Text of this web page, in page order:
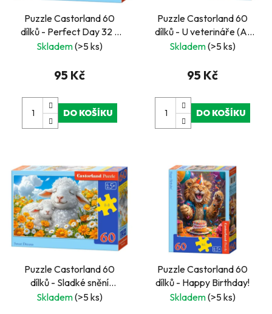
Puzzle Castorland 60
dílků - Perfect Day 32 x
23 cm
Skladem(>5 ks)
95 Kč
DO KOŠÍKU
Puzzle Castorland 60
dílků - U veterináře (At
the animal doctor)
Skladem(>5 ks)
95 Kč
DO KOŠÍKU
Puzzle Castorland 60
dílků - Sladké snění
(Sweet Dreams)
Skladem(>5 ks)
Puzzle Castorland 60
dílků - Happy Birthday!
Skladem(>5 ks)